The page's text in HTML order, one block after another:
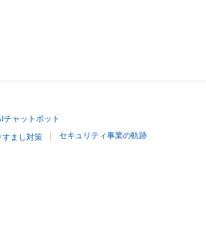
チャットボット
すまし対策 セキュリティ事業の軌跡